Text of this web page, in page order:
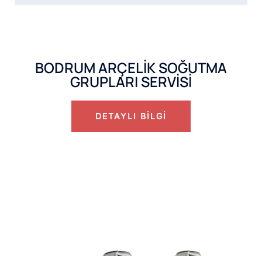
BODRUM ARÇELİK SOĞUTMA
GRUPLARI SERVİSİ
DETAYLI BİLGİ